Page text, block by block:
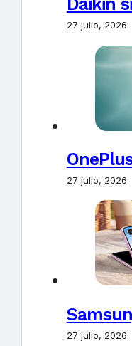
27 julio, 2026
27 julio, 2026
27 julio, 2026